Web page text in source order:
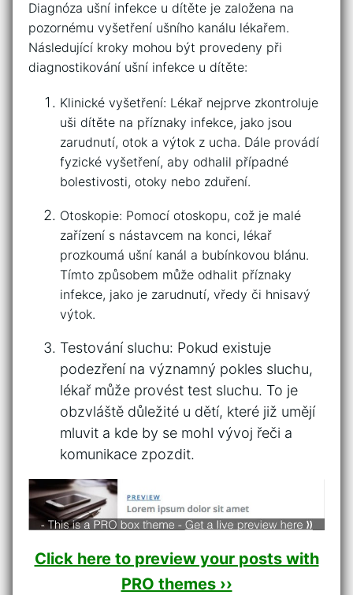
Diagnóza ušní infekce u dítěte​ je založena na
pozornému‍ vyšetření ušního⁣ kanálu lékařem.
Následující kroky mohou být provedeny při
diagnostikování ušní infekce u dítěte:
Klinické vyšetření: Lékař nejprve zkontroluje
uši dítěte na příznaky infekce, jako⁣ jsou
zarudnutí, otok ​a ⁢výtok z ⁢ucha. Dále provádí
fyzické vyšetření, aby odhalil ⁤případné⁣
bolestivosti, otoky nebo zduření.
Otoskopie: Pomocí otoskopu, což ⁢je malé
zařízení s nástavcem na konci, lékař​
prozkoumá ušní kanál a bubínkovou ‍blánu.
Tímto⁤ způsobem může odhalit příznaky
infekce, jako je zarudnutí, ‍vředy či hnisavý
výtok.
Testování‌ sluchu:⁢ Pokud existuje
podezření​ na významný pokles sluchu,
lékař může ⁢provést test sluchu. To je
obzvláště důležité u dětí, které již umějí‌
mluvit ⁤a kde by se mohl vývoj⁣ řeči‌ a
komunikace zpozdit.
Click here to preview your posts with
PRO themes ››